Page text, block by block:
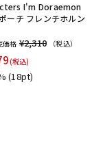
I'm Doraemon
ーチ フレンチホルン
価格 ¥2,310
（税込）
(税込)
(18pt)